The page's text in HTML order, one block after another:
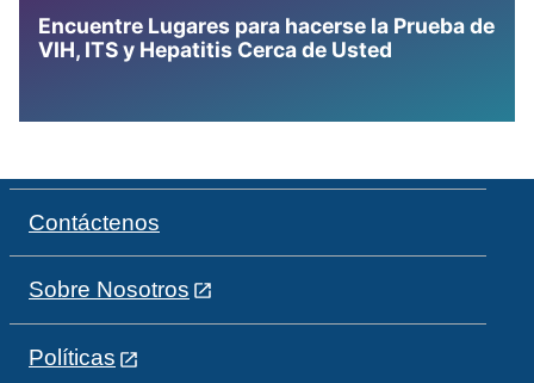
Encuentre Lugares para hacerse la Prueba de
VIH, ITS y Hepatitis Cerca de Usted
Contáctenos
Sobre Nosotros
Políticas